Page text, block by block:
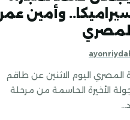
وأمين عمر
المصري اليوم الاثنين عن طاقم
الأخيرة الحاسمة من مرحلة